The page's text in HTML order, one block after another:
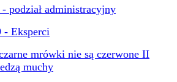
podział administracyjny
- Eksperci
mrówki nie są czerwone II
muchy